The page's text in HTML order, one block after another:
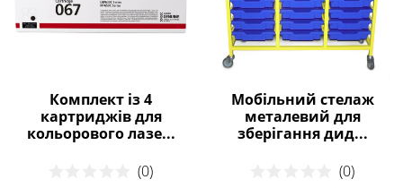
Комплект із 4
картриджів для
кольорового лазе...
(0)
Мобільний стелаж
металевий для
зберігання дид...
(0)